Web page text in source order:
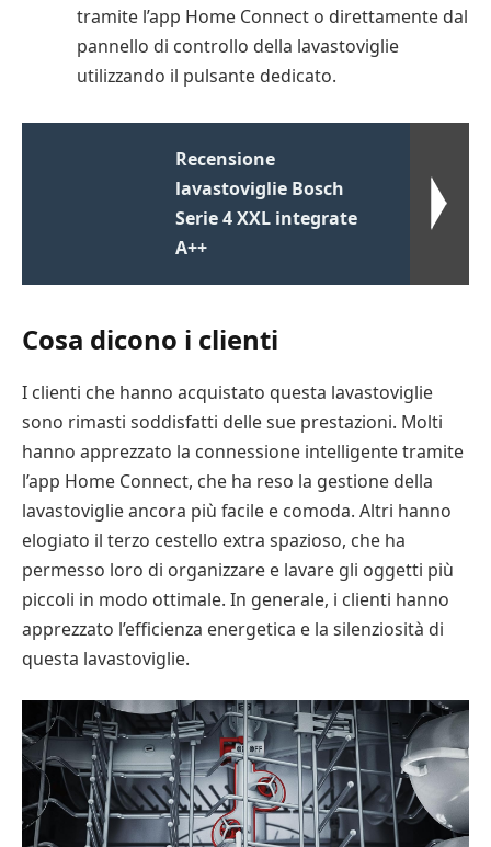
tramite l’app Home Connect o direttamente dal
pannello di controllo della lavastoviglie
utilizzando il pulsante dedicato.
Recensione
lavastoviglie Bosch
Serie 4 XXL integrate
A++
Cosa dicono i clienti
I clienti che hanno acquistato questa lavastoviglie
sono rimasti soddisfatti delle sue prestazioni. Molti
hanno apprezzato la connessione intelligente tramite
l’app Home Connect, che ha reso la gestione della
lavastoviglie ancora più facile e comoda. Altri hanno
elogiato il terzo cestello extra spazioso, che ha
permesso loro di organizzare e lavare gli oggetti più
piccoli in modo ottimale. In generale, i clienti hanno
apprezzato l’efficienza energetica e la silenziosità di
questa lavastoviglie.